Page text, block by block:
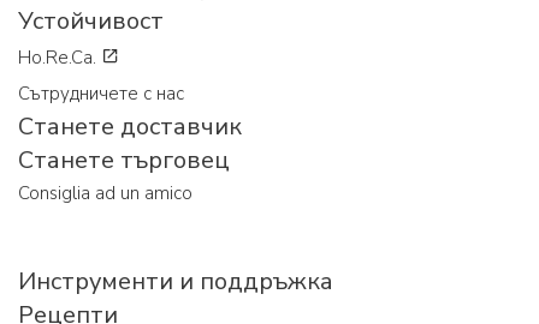
Устойчивост
Ho.Re.Ca.
Сътрудничете с нас
Станете доставчик
Станете търговец
Consiglia ad un amico
Инструменти и поддръжка
Рецепти